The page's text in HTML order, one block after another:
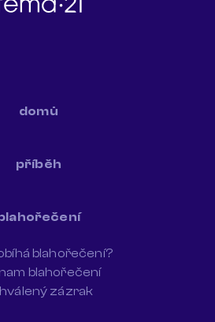
domů
příběh
blahořečení?
blahořečení
zázrak